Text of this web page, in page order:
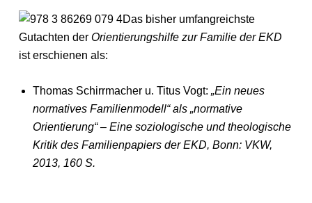
Das bisher umfangreichste
Gutachten der Orientierungshilfe zur Familie der EKD
ist erschienen als:
Thomas Schirrmacher u. Titus Vogt: „Ein neues
normatives Familienmodell“ als „normative
Orientierung“ – Eine soziologische und theologische
Kritik des Familienpapiers der EKD, Bonn: VKW,
2013, 160 S.